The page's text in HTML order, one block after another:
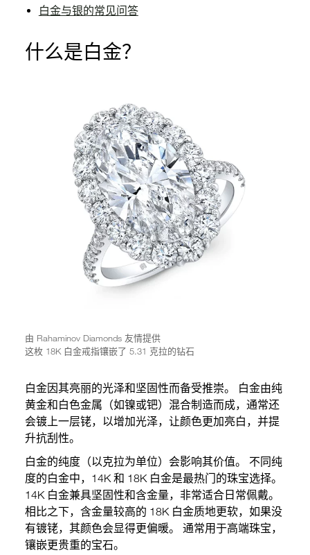
白金与银的常见问答
什么是白金？
由 Rahaminov Diamonds 友情提供
这枚 18K 白金戒指镶嵌了 5.31 克拉的钻石
白金因其亮丽的光泽和坚固性而备受推崇。 白金由纯
黄金和白色金属（如镍或钯）混合制造而成，通常还
会镀上一层铑，以增加光泽，让颜色更加亮白，并提
升抗刮性。
白金的纯度（以克拉为单位）会影响其价值。 不同纯
度的白金中，14K 和 18K 白金是最热门的珠宝选择。
14K 白金兼具坚固性和含金量，非常适合日常佩戴。
相比之下，含金量较高的 18K 白金质地更软，如果没
有镀铑，其颜色会显得更偏暖。 通常用于高端珠宝，
镶嵌更贵重的宝石。